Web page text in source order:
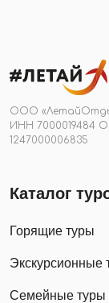
ООО
ИНН 7000019484
1247000006835
Каталог
Горящие туры
Экскурсионные
Семейные туры